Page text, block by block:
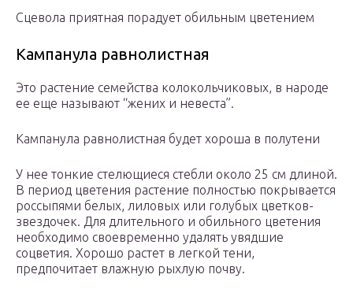
Сцевола приятная порадует обильным цветением
Кампанула равнолистная
Это растение семейства колокольчиковых, в народе
ее еще называют “жених и невеста”.
Кампанула равнолистная будет хороша в полутени
У нее тонкие стелющиеся стебли около 25 см длиной.
В период цветения растение полностью покрывается
россыпями белых, лиловых или голубых цветков-
звездочек. Для длительного и обильного цветения
необходимо своевременно удалять увядшие
соцветия. Хорошо растет в легкой тени,
предпочитает влажную рыхлую почву.